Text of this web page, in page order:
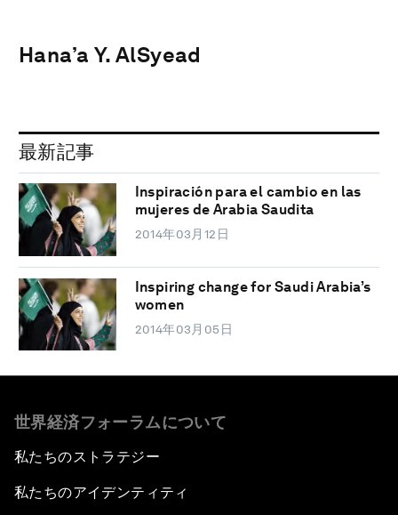
Hana’a Y. AlSyead
最新記事
Inspiración para el cambio en las
mujeres de Arabia Saudita
2014年03月12日
Inspiring change for Saudi Arabia’s
women
2014年03月05日
世界経済フォーラムについて
私たちのストラテジー
私たちのアイデンティティ